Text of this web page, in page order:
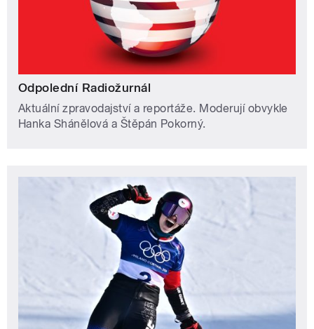
Odpolední Radiožurnál
Aktuální zpravodajství a reportáže. Moderují obvykle
Hanka Shánělová a Štěpán Pokorný.